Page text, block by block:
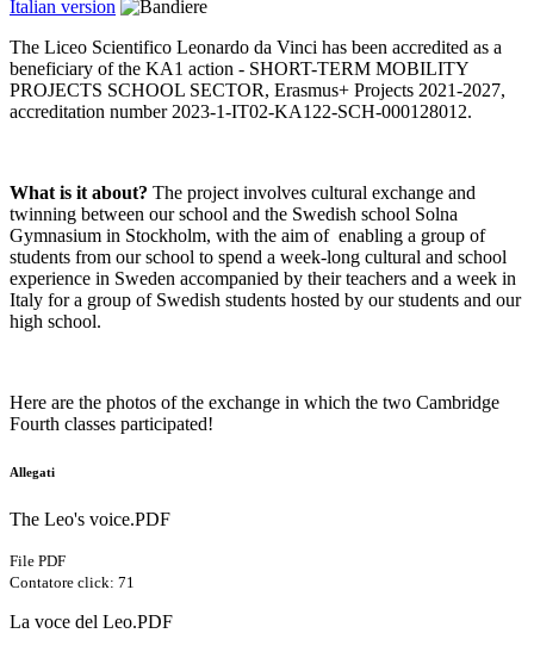
Italian version
The Liceo Scientifico Leonardo da Vinci has been accredited as a
beneficiary of the KA1 action - SHORT-TERM MOBILITY
PROJECTS SCHOOL SECTOR, Erasmus+ Projects 2021-2027,
accreditation number 2023-1-IT02-KA122-SCH-000128012.
What is it about? The project involves cultural exchange and
twinning between our school and the Swedish school Solna
Gymnasium in Stockholm, with the aim of enabling a group of
students from our school to spend a week-long cultural and school
experience in Sweden accompanied by their teachers and a week in
Italy for a group of Swedish students hosted by our students and our
high school.
Here are the photos of the exchange in which the two Cambridge
Fourth classes participated!
Allegati
The Leo's voice.PDF
File PDF
Contatore click: 71
La voce del Leo.PDF